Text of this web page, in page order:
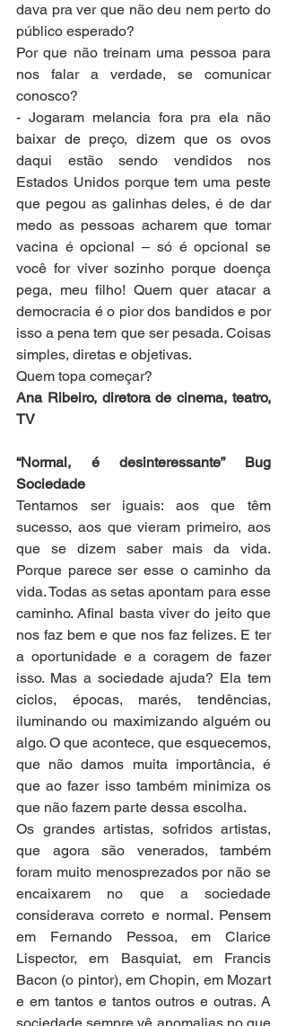
dava pra ver que não deu nem perto do
público esperado?
Por que não treinam uma pessoa para
nos falar a verdade, se comunicar
conosco?
- Jogaram melancia fora pra ela não
baixar de preço, dizem que os ovos
daqui estão sendo vendidos nos
Estados Unidos porque tem uma peste
que pegou as galinhas deles, é de dar
medo as pessoas acharem que tomar
vacina é opcional – só é opcional se
você for viver sozinho porque doença
pega, meu filho! Quem quer atacar a
democracia é o pior dos bandidos e por
isso a pena tem que ser pesada. Coisas
simples, diretas e objetivas.
Quem topa começar?
Ana Ribeiro, diretora de cinema, teatro,
TV
“Normal, é desinteressante” Bug
Sociedade
Tentamos ser iguais: aos que têm
sucesso, aos que vieram primeiro, aos
que se dizem saber mais da vida.
Porque parece ser esse o caminho da
vida. Todas as setas apontam para esse
caminho. Afinal basta viver do jeito que
nos faz bem e que nos faz felizes. E ter
a oportunidade e a coragem de fazer
isso. Mas a sociedade ajuda? Ela tem
ciclos, épocas, marés, tendências,
iluminando ou maximizando alguém ou
algo. O que acontece, que esquecemos,
que não damos muita importância, é
que ao fazer isso também minimiza os
que não fazem parte dessa escolha.
Os grandes artistas, sofridos artistas,
que agora são venerados, também
foram muito menosprezados por não se
encaixarem no que a sociedade
considerava correto e normal. Pensem
em Fernando Pessoa, em Clarice
Lispector, em Basquiat, em Francis
Bacon (o pintor), em Chopin, em Mozart
e em tantos e tantos outros e outras. A